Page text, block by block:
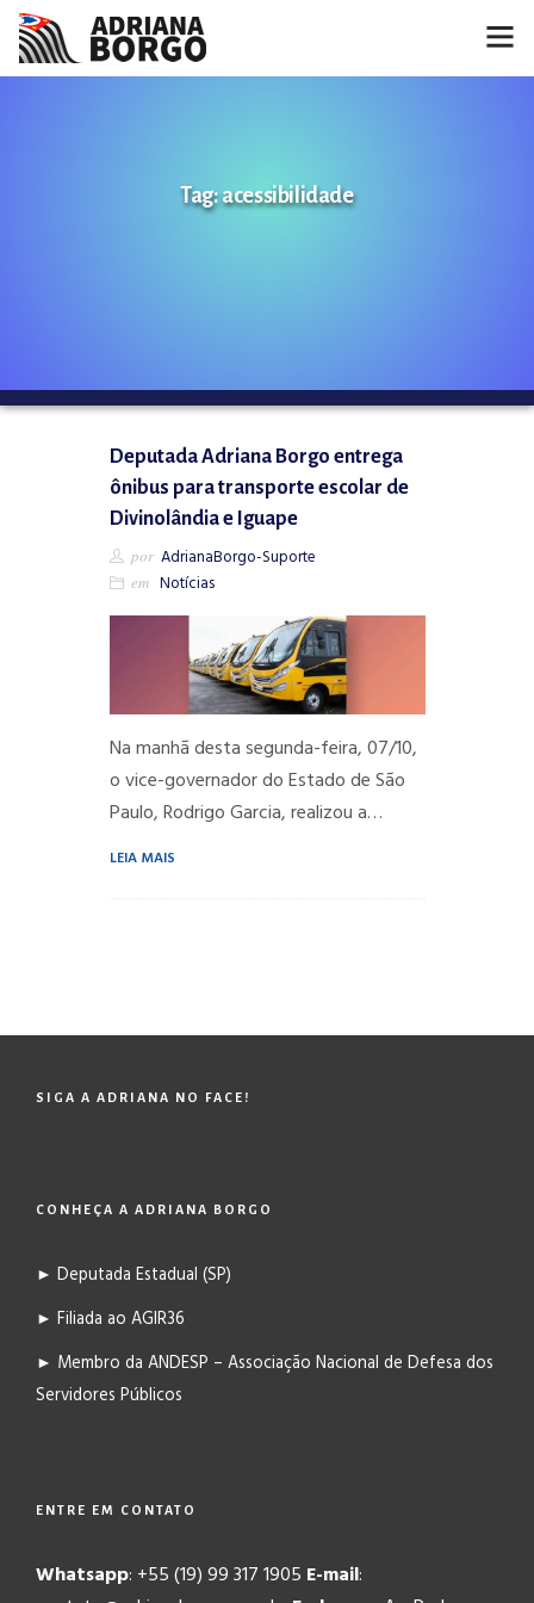
Tag: acessibilidade
Deputada Adriana Borgo entrega
ônibus para transporte escolar de
Divinolândia e Iguape
por AdrianaBorgo-Suporte
em Notícias
Na manhã desta segunda-feira, 07/10,
o vice-governador do Estado de São
Paulo, Rodrigo Garcia, realizou a…
LEIA MAIS
SIGA A ADRIANA NO FACE!
CONHEÇA A ADRIANA BORGO
► Deputada Estadual (SP)
► Filiada ao AGIR36
► Membro da ANDESP – Associação Nacional de Defesa dos
Servidores Públicos
ENTRE EM CONTATO
Whatsapp: +55 (19) 99 317 1905 E-mail: